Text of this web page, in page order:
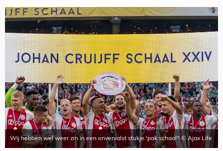
Wij hebben wel weer zin in een onvervalst stukje 'pak schaal'! © Ajax Life